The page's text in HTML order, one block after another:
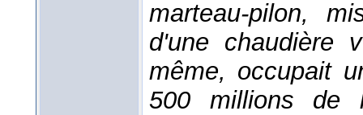
marteau-pilon,
d'une chaudière
même, occupait
500 millions de